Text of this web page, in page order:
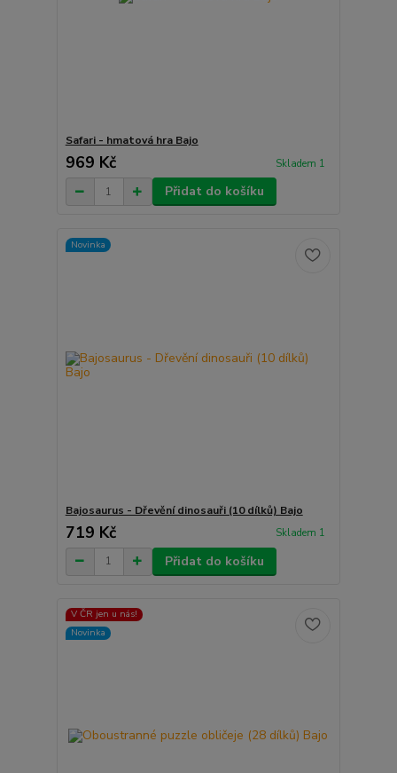
Safari - hmatová hra Bajo
969 Kč Skladem 1
Přidat do košíku
Novinka
Bajosaurus - Dřevění dinosauři (10 dílků) Bajo
719 Kč Skladem 1
Přidat do košíku
V ČR jen u nás!
Novinka